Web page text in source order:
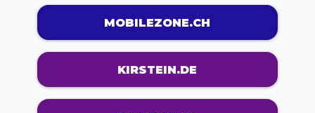
MOBILEZONE.CH
KIRSTEIN.DE